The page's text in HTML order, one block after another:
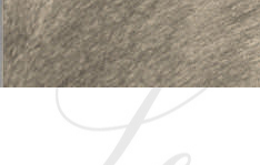
HUNDKLÄDER, HUNDVÄSKOR,